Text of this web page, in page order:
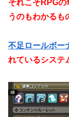
それこそRPG
うのもわかるも
不足ロールボー
れているシステ